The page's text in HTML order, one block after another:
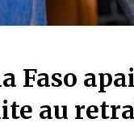
Faso
au